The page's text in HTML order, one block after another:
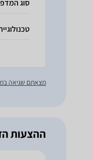
סוג
מצאתם שגיאה
ההצעות